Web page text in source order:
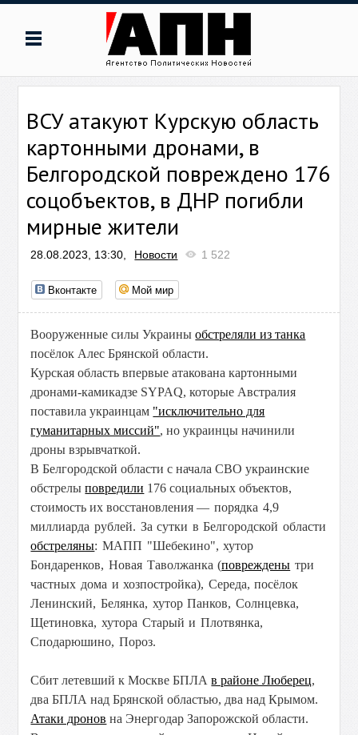
ВСУ атакуют Курскую область
картонными дронами, в
Белгородской повреждено 176
соцобъектов, в ДНР погибли
мирные жители
28.08.2023, 13:30, Новости 1 522
Вконтакте Мой мир
Вооруженные силы Украиныобстреляли из танка
посёлок Алес Брянской области.
Курская область впервые атакована картонными
дронами-камикадзе SYPAQ, которые Австралия
поставила украинцам "исключительно для
гуманитарных миссий", но украинцы начинили
дроны взрывчаткой.
В Белгородской области с начала СВО украинские
обстрелыповредили 176 социальных объектов,
стоимость их восстановления— порядка 4,9
миллиарда рублей. За сутки в Белгородской области
обстреляны: МАПП "Шебекино", хутор
Бондаренков, Новая Таволжанка (повреждены три
частных дома и хозпостройка), Середа, посёлок
Ленинский, Белянка, хутор Панков, Солнцевка,
Щетиновка, хутора Старый и Плотвянка,
Сподарюшино, Пороз.
Сбит летевший к Москве БПЛАв районе Люберец,
два БПЛА над Брянской областью, два над Крымом.
Атаки дронов на Энергодар Запорожской области.